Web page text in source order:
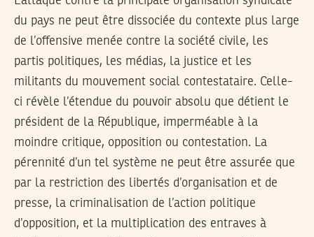
du pays ne peut être dissociée du contexte plus large
de l’offensive menée contre la société civile, les
partis politiques, les médias, la justice et les
militants du mouvement social contestataire. Celle-
ci révèle l’étendue du pouvoir absolu que détient le
président de la République, imperméable à la
moindre critique, opposition ou contestation. La
pérennité d’un tel système ne peut être assurée que
par la restriction des libertés d’organisation et de
presse, la criminalisation de l’action politique
d’opposition, et la multiplication des entraves à